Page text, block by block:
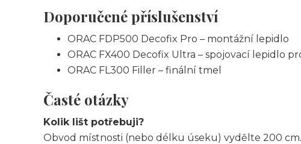
Doporučené příslušenství
ORAC FDP500 Decofix Pro – montážní lepidlo
ORAC FX400 Decofix Ultra – spojovací lepidlo
ORAC FL300 Filler – finální tmel
Časté otázky
Kolik lišt potřebuji?
Obvod místnosti (nebo délku úseku) vydělte 200